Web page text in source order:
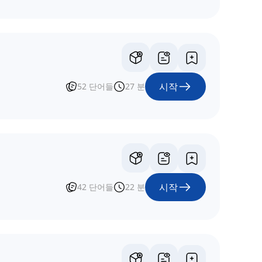
52 단어들 27 분 시작
42 단어들 22 분 시작